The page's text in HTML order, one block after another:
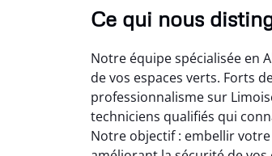
Ce qui nous
Notre équipe spécialisée en
de vos espaces verts. Forts
professionnalisme sur
techniciens qualifiés qui
Notre objectif : embellir